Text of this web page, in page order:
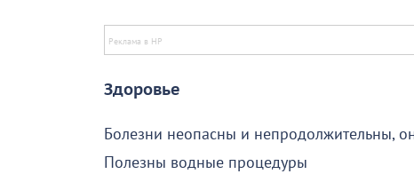
Здоровье
Болезни неопасны и непродолжительны,
Полезны водные процедуры